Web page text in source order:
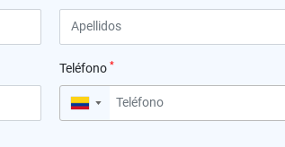
Teléfono *
▼